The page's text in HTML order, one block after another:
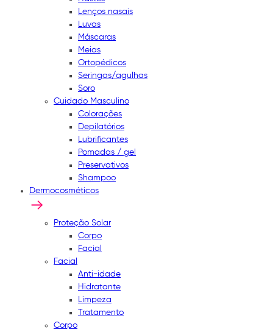
Lenços nasais
Luvas
Máscaras
Meias
Ortopédicos
Seringas/agulhas
Soro
Cuidado Masculino
Colorações
Depilatórios
Lubrificantes
Pomadas / gel
Preservativos
Shampoo
Dermocosméticos
Proteção Solar
Corpo
Facial
Facial
Anti-idade
Hidratante
Limpeza
Tratamento
Corpo